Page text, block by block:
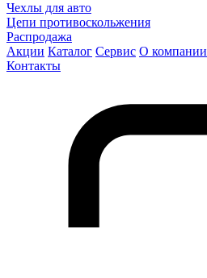
Чехлы для авто
Цепи противоскольжения
Распродажа
Акции Каталог Сервис О компании
Контакты